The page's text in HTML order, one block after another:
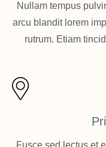
Nullam tempus
arcu blandit lorem
rutrum. Etiam